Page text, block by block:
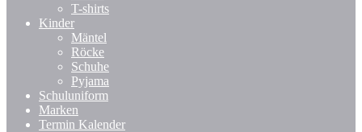
T-shirts
Kinder
Mäntel
Röcke
Schuhe
Pyjama
Schuluniform
Marken
Termin Kalender